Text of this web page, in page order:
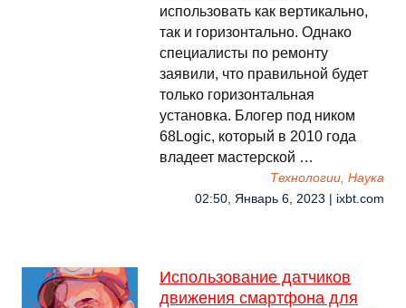
использовать как вертикально,
так и горизонтально. Однако
специалисты по ремонту
заявили, что правильной будет
только горизонтальная
установка. Блогер под ником
68Logic, который в 2010 года
владеет мастерской …
Технологии, Наука
02:50, Январь 6, 2023 | ixbt.com
Использование датчиков
движения смартфона для